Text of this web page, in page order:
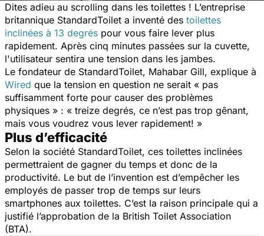
Dites adieu au scrolling dans les toilettes ! L’entreprise
britannique StandardToilet a inventé des toilettes
inclinées à 13 degrés pour vous faire lever plus
rapidement. Après cinq minutes passées sur la cuvette,
l'utilisateur sentira une tension dans les jambes.
Le fondateur de StandardToilet, Mahabar Gill, explique à
Wired que la tension en question ne serait « pas
suffisamment forte pour causer des problèmes
physiques » : « treize degrés, ce n’est pas trop gênant,
mais vous voudrez vous lever rapidement! »
Plus d’efficacité
Selon la société StandardToilet, ces toilettes inclinées
permettraient de gagner du temps et donc de la
productivité. Le but de l’invention est d’empêcher les
employés de passer trop de temps sur leurs
smartphones aux toilettes. C’est la raison principale qui a
justifié l’approbation de la British Toilet Association
(BTA).